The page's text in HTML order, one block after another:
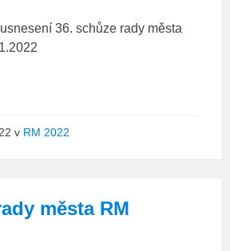
36. schůze rady města
v RM 2022
města RM